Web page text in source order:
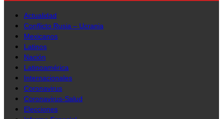
Actualidad
Conflicto Rusia – Ucrania
Mexicanos
Latinos
Nación
Latinoamérica
Internacionales
Coronavirus
Coronavirus-Salud
Elecciones